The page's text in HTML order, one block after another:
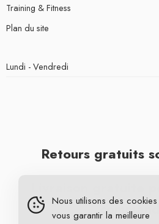
Training & Fitness
Plan du site
Lundi - Vendredi
Retours gratuits
Livraison gratuite
Nous utilisons des
vous garantir la meilleure